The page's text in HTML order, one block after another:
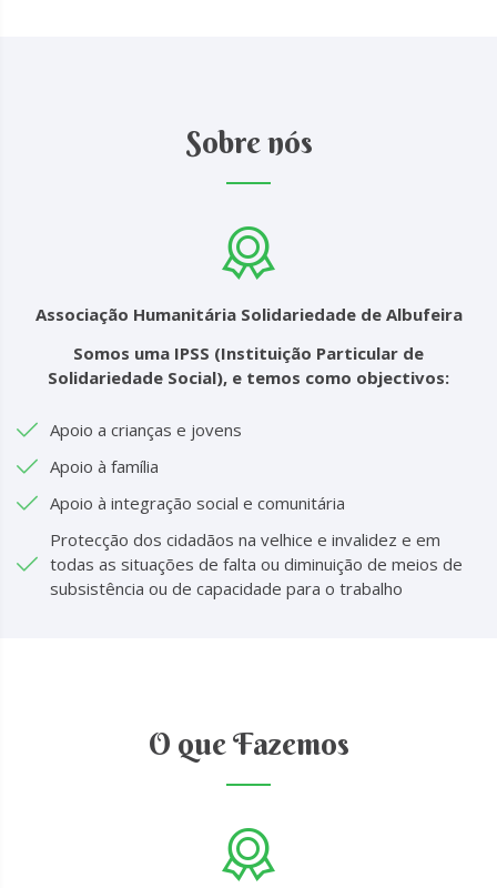
Sobre nós
Associação Humanitária Solidariedade de Albufeira
Somos uma IPSS (Instituição Particular de
Solidariedade Social), e temos como objectivos:
Apoio a crianças e jovens
Apoio à família
Apoio à integração social e comunitária
Protecção dos cidadãos na velhice e invalidez e em
todas as situações de falta ou diminuição de meios de
subsistência ou de capacidade para o trabalho
O que Fazemos